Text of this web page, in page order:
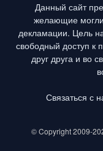
Данный сайт
желающие могли
декламации. Цель
свободный доступ к
друг друга и во
Связаться с
© Copyright 2009-